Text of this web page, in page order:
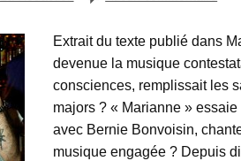
Extrait du texte publié dans
devenue la musique
consciences, remplissait les
majors ? « Marianne »
avec Bernie Bonvoisin,
musique engagée ? Depuis